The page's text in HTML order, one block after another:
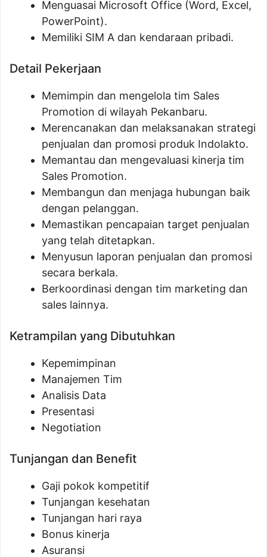
Menguasai Microsoft Office (Word, Excel,
PowerPoint).
Memiliki SIM A dan kendaraan pribadi.
Detail Pekerjaan
Memimpin dan mengelola tim Sales
Promotion di wilayah Pekanbaru.
Merencanakan dan melaksanakan strategi
penjualan dan promosi produk Indolakto.
Memantau dan mengevaluasi kinerja tim
Sales Promotion.
Membangun dan menjaga hubungan baik
dengan pelanggan.
Memastikan pencapaian target penjualan
yang telah ditetapkan.
Menyusun laporan penjualan dan promosi
secara berkala.
Berkoordinasi dengan tim marketing dan
sales lainnya.
Ketrampilan yang Dibutuhkan
Kepemimpinan
Manajemen Tim
Analisis Data
Presentasi
Negotiation
Tunjangan dan Benefit
Gaji pokok kompetitif
Tunjangan kesehatan
Tunjangan hari raya
Bonus kinerja
Asuransi